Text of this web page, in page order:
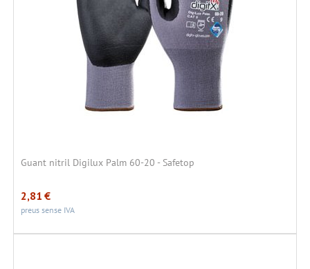
Guant nitril Digilux Palm 60-20 - Safetop
2,81 €
preus sense IVA